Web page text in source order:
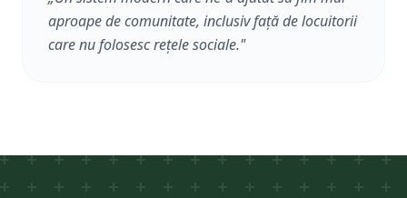
aproape de comunitate, inclusiv față de locuitorii
care nu folosesc rețele sociale."